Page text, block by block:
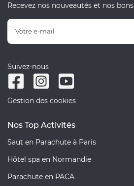
Recevez nos nouveautés et nos
Suivez-nous
Gestion des cookies
Nos Top Activités
Saut en Parachute à Paris
Hôtel spa en Normandie
Parachute en PACA